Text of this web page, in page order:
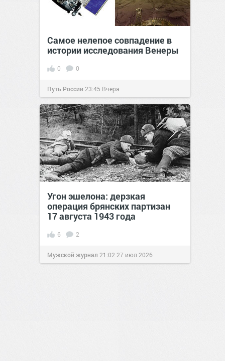
Самое нелепое совпадение в
истории исследования Венеры
0 0
Путь России 23:45 Вчера
Угон эшелона: дерзкая
операция брянских партизан
17 августа 1943 года
6 2
Мужской журнал 21:02 27 июл 2026